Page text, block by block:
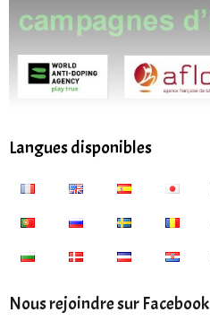
Langues disponibles
Nous rejoindre sur Facebook